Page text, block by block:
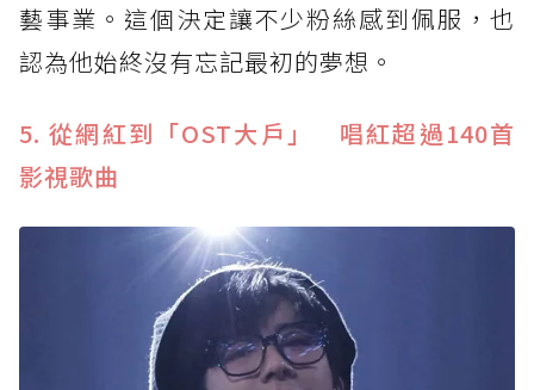
藝事業。這個決定讓不少粉絲感到佩服，也
認為他始終沒有忘記最初的夢想。
5. 從網紅到「OST大戶」 唱紅超過140首
影視歌曲